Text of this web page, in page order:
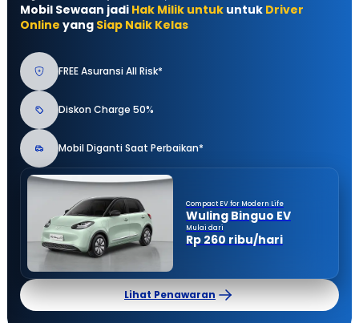
Mobil Sewaan jadi Hak Milik untuk untuk Driver
Online yang Siap Naik Kelas
FREE Asuransi All Risk*
Diskon Charge 50%
Mobil Diganti Saat Perbaikan*
Compact EV for Modern Life
Wuling Binguo EV
Mulai dari
Rp 260 ribu/hari
Lihat Penawaran